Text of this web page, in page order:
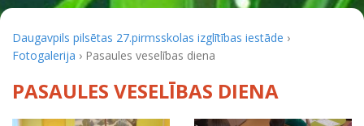
Daugavpils pilsētas 27.pirmsskolas izglītības iestāde ›
Fotogalerija › Pasaules veselības diena
PASAULES VESELĪBAS DIENA